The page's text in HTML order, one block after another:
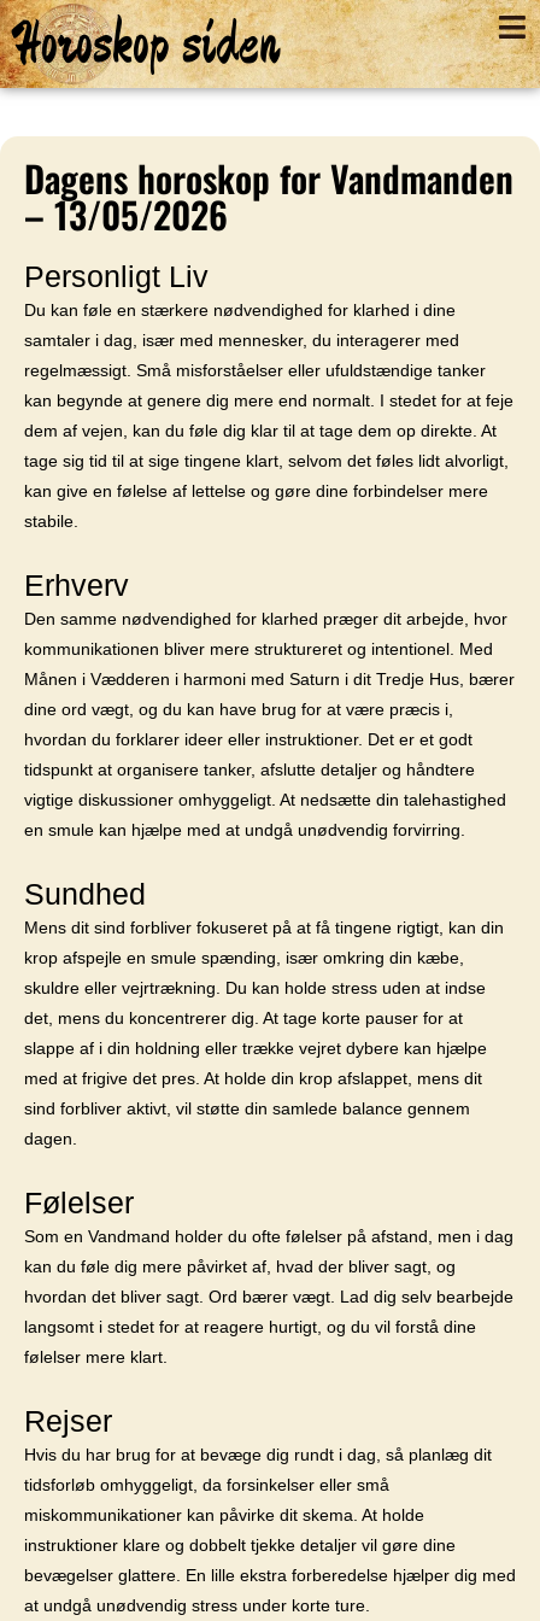
Horoskop siden
Dagens horoskop for Vandmanden
– 13/05/2026
Personligt Liv
Du kan føle en stærkere nødvendighed for klarhed i dine
samtaler i dag, især med mennesker, du interagerer med
regelmæssigt. Små misforståelser eller ufuldstændige tanker
kan begynde at genere dig mere end normalt. I stedet for at feje
dem af vejen, kan du føle dig klar til at tage dem op direkte. At
tage sig tid til at sige tingene klart, selvom det føles lidt alvorligt,
kan give en følelse af lettelse og gøre dine forbindelser mere
stabile.
Erhverv
Den samme nødvendighed for klarhed præger dit arbejde, hvor
kommunikationen bliver mere struktureret og intentionel. Med
Månen i Vædderen i harmoni med Saturn i dit Tredje Hus, bærer
dine ord vægt, og du kan have brug for at være præcis i,
hvordan du forklarer ideer eller instruktioner. Det er et godt
tidspunkt at organisere tanker, afslutte detaljer og håndtere
vigtige diskussioner omhyggeligt. At nedsætte din talehastighed
en smule kan hjælpe med at undgå unødvendig forvirring.
Sundhed
Mens dit sind forbliver fokuseret på at få tingene rigtigt, kan din
krop afspejle en smule spænding, især omkring din kæbe,
skuldre eller vejrtrækning. Du kan holde stress uden at indse
det, mens du koncentrerer dig. At tage korte pauser for at
slappe af i din holdning eller trække vejret dybere kan hjælpe
med at frigive det pres. At holde din krop afslappet, mens dit
sind forbliver aktivt, vil støtte din samlede balance gennem
dagen.
Følelser
Som en Vandmand holder du ofte følelser på afstand, men i dag
kan du føle dig mere påvirket af, hvad der bliver sagt, og
hvordan det bliver sagt. Ord bærer vægt. Lad dig selv bearbejde
langsomt i stedet for at reagere hurtigt, og du vil forstå dine
følelser mere klart.
Rejser
Hvis du har brug for at bevæge dig rundt i dag, så planlæg dit
tidsforløb omhyggeligt, da forsinkelser eller små
miskommunikationer kan påvirke dit skema. At holde
instruktioner klare og dobbelt tjekke detaljer vil gøre dine
bevægelser glattere. En lille ekstra forberedelse hjælper dig med
at undgå unødvendig stress under korte ture.